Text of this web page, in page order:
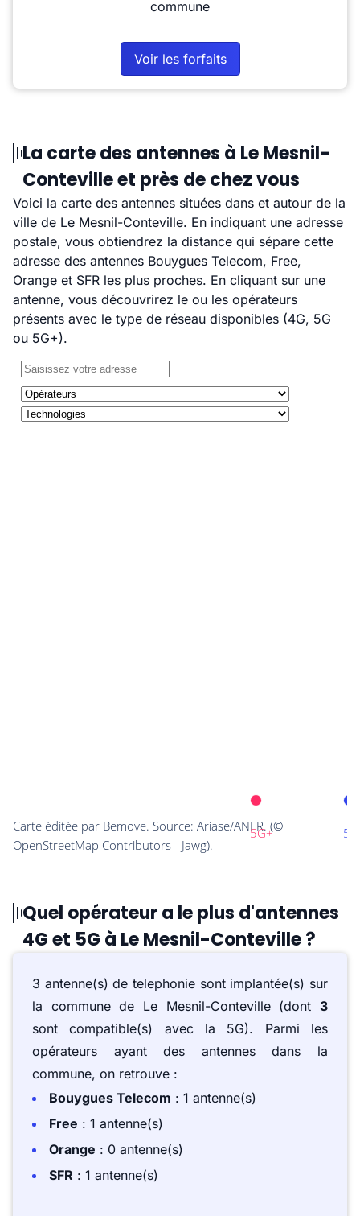
commune
Voir les forfaits
La carte des antennes à Le Mesnil-
Conteville et près de chez vous
Voici la carte des antennes situées dans et autour de la
ville de Le Mesnil-Conteville. En indiquant une adresse
postale, vous obtiendrez la distance qui sépare cette
adresse des antennes Bouygues Telecom, Free,
Orange et SFR les plus proches. En cliquant sur une
antenne, vous découvrirez le ou les opérateurs
présents avec le type de réseau disponibles (4G, 5G
ou 5G+).
Quel opérateur a le plus d'antennes
4G et 5G à Le Mesnil-Conteville ?
3 antenne(s) de telephonie sont implantée(s) sur
la commune de Le Mesnil-Conteville (dont 3
sont compatible(s) avec la 5G). Parmi les
opérateurs ayant des antennes dans la
commune, on retrouve :
Bouygues Telecom : 1 antenne(s)
Free : 1 antenne(s)
Orange : 0 antenne(s)
SFR : 1 antenne(s)